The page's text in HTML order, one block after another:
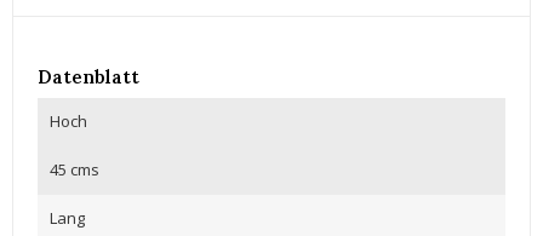
Datenblatt
Hoch
45 cms
Lang